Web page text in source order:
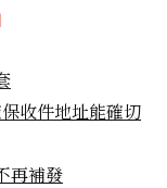
收件地址能確切
再補發